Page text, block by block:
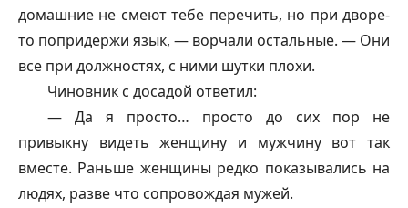
домашние не смеют тебе перечить, но при дворе-
то попридержи язык, — ворчали остальные. — Они
все при должностях, с ними шутки плохи.
Чиновник с досадой ответил:
— Да я просто… просто до сих пор не
привыкну видеть женщину и мужчину вот так
вместе. Раньше женщины редко показывались на
людях, разве что сопровождая мужей.